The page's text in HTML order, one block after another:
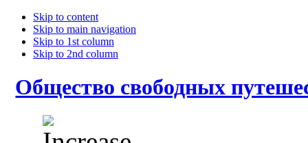
Skip to content
Skip to main navigation
Skip to 1st column
Skip to 2nd column
Общество свободных